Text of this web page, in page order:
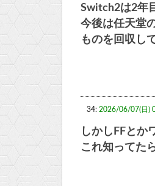
Switch2は2年
今後は任天堂
ものを回収し
34: 2026/06/07(日)
しかしFFとか
これ知ってた